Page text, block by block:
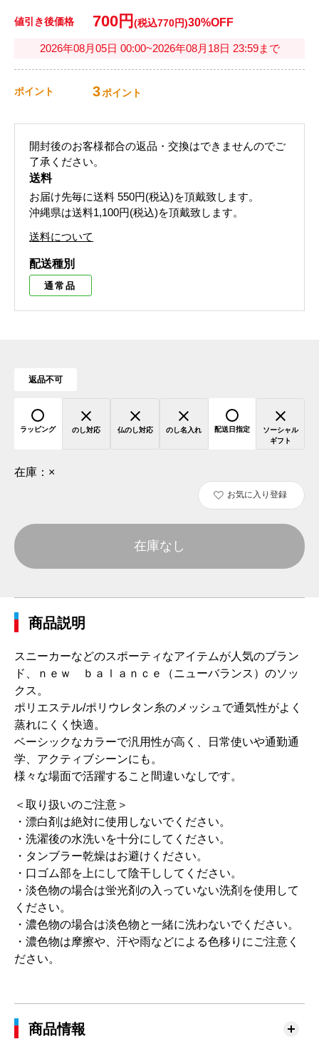
値引き後価格 700円 (税込770円)30%OFF
2026年08月05日 00:00~2026年08月18日 23:59まで
ポイント 3ポイント
開封後のお客様都合の返品・交換はできませんのでご
了承ください。
送料
お届け先毎に送料 550円(税込)を頂戴致します。
沖縄県は送料1,100円(税込)を頂戴致します。
送料について
配送種別
通常品
返品不可
ラッピング のし対応 仏のし対応 のし名入れ 配送日指定
ソーシャル
ギフト
在庫： ×
お気に入り登録
在庫なし
商品説明
スニーカーなどのスポーティなアイテムが人気のブラン
ド、ｎｅｗ ｂａｌａｎｃｅ（ニューバランス）のソッ
クス。
ポリエステル/ポリウレタン糸のメッシュで通気性がよく
蒸れにくく快適。
ベーシックなカラーで汎用性が高く、日常使いや通勤通
学、アクティブシーンにも。
様々な場面で活躍すること間違いなしです。
＜取り扱いのご注意＞
・漂白剤は絶対に使用しないでください。
・洗濯後の水洗いを十分にしてください。
・タンブラー乾燥はお避けください。
・口ゴム部を上にして陰干ししてください。
・淡色物の場合は蛍光剤の入っていない洗剤を使用して
ください。
・濃色物の場合は淡色物と一緒に洗わないでください。
・濃色物は摩擦や、汗や雨などによる色移りにご注意く
ださい。
商品情報